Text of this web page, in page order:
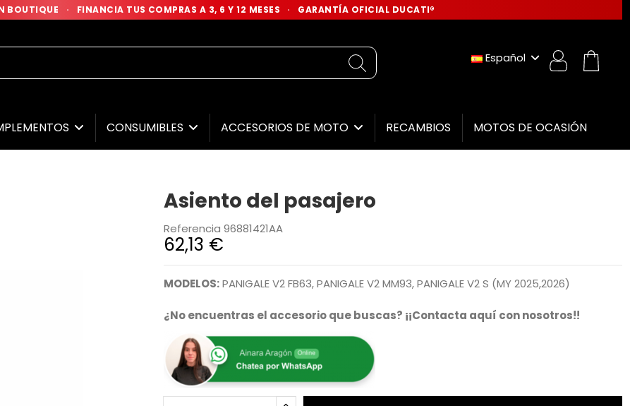
BOUTIQUE · FINANCIA TUS COMPRAS A 3, 6 Y 12 MESES · GARANTÍA OFICIAL DUCATI®
Español
CONSUMIBLES ACCESORIOS DE MOTO RECAMBIOS MOTOS DE OCASIÓN
Asiento del pasajero
Referencia 96881421AA
62,13 €
MODELOS:PANIGALE V2 FB63, PANIGALE V2 MM93, PANIGALE V2 S (MY 2025,2026)
¿No encuentras el accesorio que buscas? ¡¡Contacta aquí con nosotros!!